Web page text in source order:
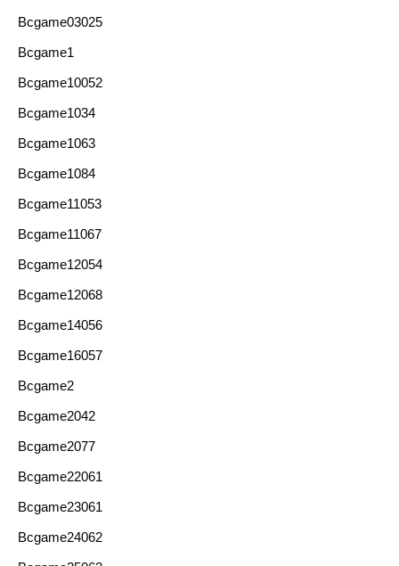
Bcgame03025
Bcgame1
Bcgame10052
Bcgame1034
Bcgame1063
Bcgame1084
Bcgame11053
Bcgame11067
Bcgame12054
Bcgame12068
Bcgame14056
Bcgame16057
Bcgame2
Bcgame2042
Bcgame2077
Bcgame22061
Bcgame23061
Bcgame24062